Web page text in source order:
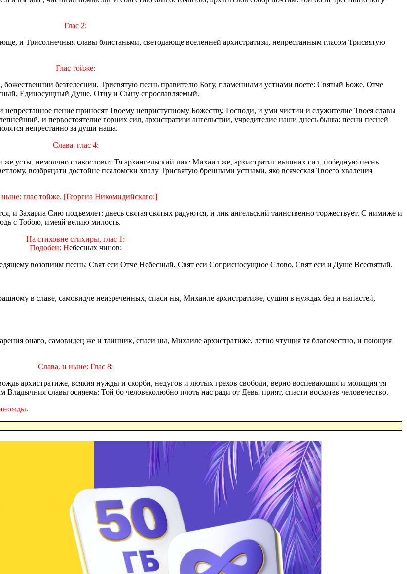
Глас 2:
и Трисолнечныя славы блистаньми, светодающе вселенней архистратизи, непрестанным гласом Трисвятую
Глас тойже:
безтелеснии, Трисвятую песнь правителю Богу, пламенными устнами поете: Святый Боже, Отче
Единосущный Душе, Отцу и Сыну спрославляемый.
пение приносят Твоему неприступному Божеству, Господи, и уми чистии и служителие Твоея славы
и первостоятелие горних сил, архистратизи ангельстии, учредителие наши днесь быша: песни песней
непрестанно за души наша.
Слава: глас 4:
усты, немолчно славословит Тя архангельский лик: Михаил же, архистратиг вышних сил, победную песнь
возбряцати достойне псаломски хвалу Трисвятую бренными устнами, яко всяческая Твоего хваления
глас тойже. [Георгиа Никомидийскаго:]
и Захариа Сию подъемлет: днесь святая святых радуются, и лик ангельский таинственно торжествует. С нимиже и
с Тобою, имеяй велию милость.
На стиховне стихиры, глас 1:
Подобен: Небесных чинов:
возопиим песнь: Свят еси Отче Небесный, Свят еси Соприсносущное Слово, Свят еси и Душе Всесвятый.
в славе, самовидче неизреченных, спаси ны, Михаиле архистратиже, сущия в нуждах бед и напастей,
онаго, самовидец же и таинник, спаси ны, Михаиле архистратиже, летно чтущия тя благочестно, и поющия
Слава, и ныне: Глас 8:
архистратиже, всякия нужды и скорби, недугов и лютых грехов свободи, верно воспевающия и молящия тя
славы осияемь: Той бо человеколюбно плоть нас ради от Девы прият, спасти восхотев человечество.